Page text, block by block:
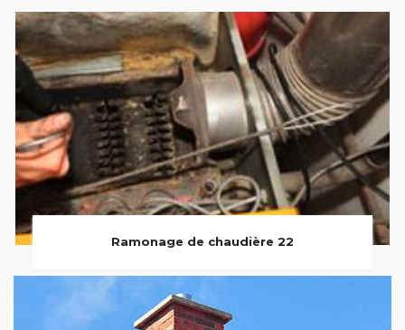
Ramonage de chaudière 22